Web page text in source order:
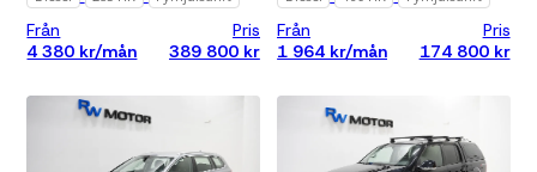
Från
4 380 kr/mån
Pris
389 800 kr
Från
1 964 kr/mån
Pris
174 800 kr